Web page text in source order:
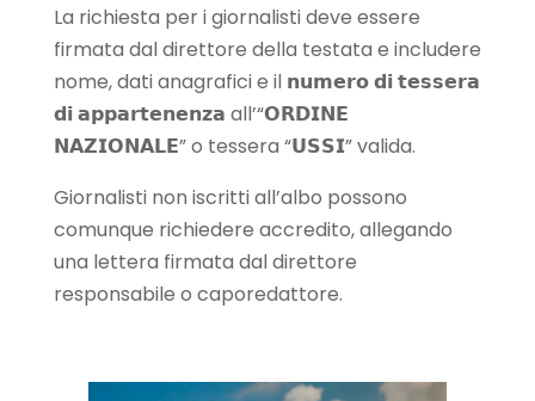
La richiesta per i giornalisti deve essere
firmata dal direttore della testata e includere
nome, dati anagrafici e il 𝗻𝘂𝗺𝗲𝗿𝗼 𝗱𝗶 𝘁𝗲𝘀𝘀𝗲𝗿𝗮
𝗱𝗶 𝗮𝗽𝗽𝗮𝗿𝘁𝗲𝗻𝗲𝗻𝘇𝗮 all’“𝗢𝗥𝗗𝗜𝗡𝗘
𝗡𝗔𝗭𝗜𝗢𝗡𝗔𝗟𝗘” o tessera “𝗨𝗦𝗦𝗜” valida.
Giornalisti non iscritti all’albo possono
comunque richiedere accredito, allegando
una lettera firmata dal direttore
responsabile o caporedattore.